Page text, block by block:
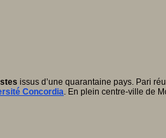
issus d’une quarantaine pays. Pari
Concordia. En plein centre-ville de